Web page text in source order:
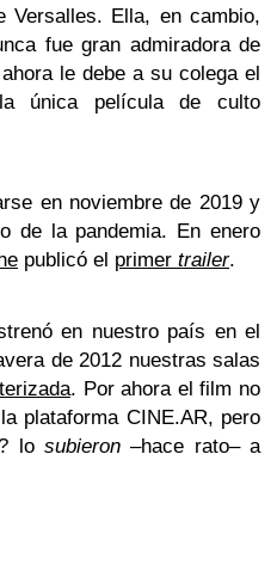
Versalles. Ella, en cambio,
fue gran admiradora de
le debe a su colega el
única película de culto
en noviembre de 2019 y
de la pandemia. En enero
publicó el primer trailer.
en nuestro país en el
de 2012 nuestras salas
. Por ahora el film no
plataforma CINE.AR, pero
lo subieron–hace rato– a